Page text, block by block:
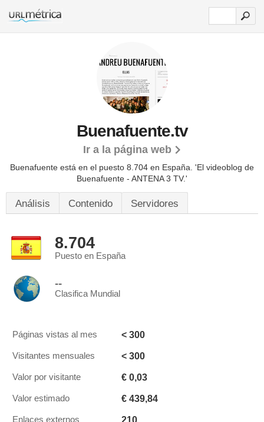
Buenafuente.tv
Ir a la página web
Buenafuente está en el puesto 8.704 en España. 'El videoblog de
Buenafuente - ANTENA 3 TV.'
Análisis Contenido Servidores
8.704
Puesto en España
--
Clasifica Mundial
Páginas vistas al mes < 300
Visitantes mensuales < 300
Valor por visitante € 0,03
Valor estimado € 439,84
Enlaces externos 210